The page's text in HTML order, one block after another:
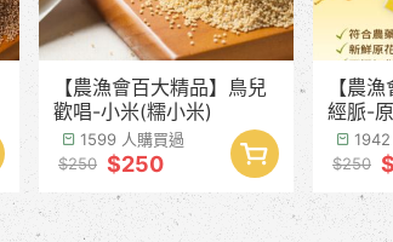
【農漁會百大精品】鳥兒
歡唱-小米(糯小米)
1599 人購買過
$250 $250
【農
經脈-
季預
$250